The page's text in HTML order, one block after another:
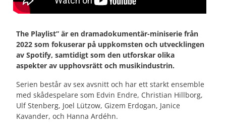
The Playlist” är en dramadokumentär-miniserie från
2022 som fokuserar på uppkomsten och utvecklingen
av Spotify, samtidigt som den utforskar olika
aspekter av upphovsrätt och musikindustrin.
Serien består av sex avsnitt och har ett starkt ensemble
med skådespelare som Edvin Endre, Christian Hillborg,
Ulf Stenberg, Joel Lützow, Gizem Erdogan, Janice
Kavander, och Hanna Ardéhn.